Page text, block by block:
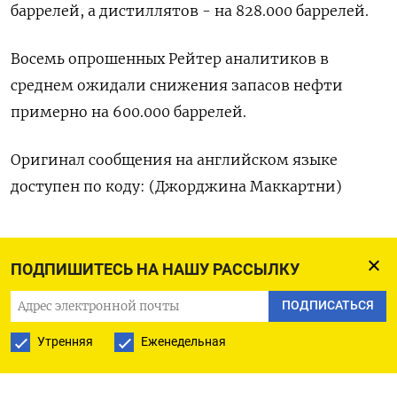
ПОДПИШИТЕСЬ НА НАШУ РАССЫЛКУ
ПОДПИСАТЬСЯ
Утренняя Еженедельная
баррелей, а дистиллятов - на 828.000 баррелей.
Восемь опрошенных Рейтер аналитиков в
среднем ожидали снижения запасов нефти
примерно на 600.000 баррелей.
Оригинал сообщения на английском языке
доступен по коду: (Джорджина Маккартни)
ПОДПИСАТЬСЯ НА ТЕЛЕГРАМ